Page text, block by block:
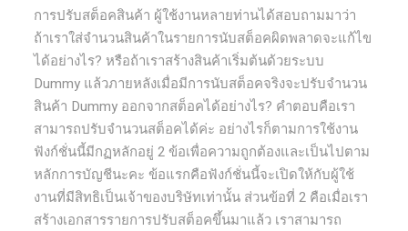
การปรับสต็อคสินค้า ผู้ใช้งานหลายท่านได้สอบถามมาว่า
ถ้าเราใส่จำนวนสินค้าในรายการนับสต็อคผิดพลาดจะแก้ไข
ได้อย่างไร? หรือถ้าเราสร้างสินค้าเริ่มต้นด้วยระบบ
Dummy แล้วภายหลังเมื่อมีการนับสต็อคจริงจะปรับจำนวน
สินค้า Dummy ออกจากสต็อคได้อย่างไร? คำตอบคือเรา
สามารถปรับจำนวนสต็อคได้ค่ะ อย่างไรก็ตามการใช้งาน
ฟังก์ชั่นนี้มีกฏหลักอยู่ 2 ข้อเพื่อความถูกต้องและเป็นไปตาม
หลักการบัญชีนะคะ ข้อแรกคือฟังก์ชั่นนี้จะเปิดให้กับผู้ใช้
งานที่มีสิทธิเป็นเจ้าของบริษัทเท่านั้น ส่วนข้อที่ 2 คือเมื่อเรา
สร้างเอกสารรายการปรับสต็อคขึ้นมาแล้ว เราสามารถ